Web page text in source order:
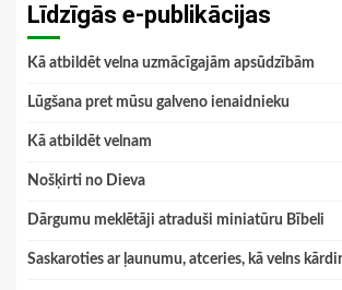
Līdzīgās e-publikācijas
Kā atbildēt velna uzmācīgajām apsūdzībām
Lūgšana pret mūsu galveno ienaidnieku
Kā atbildēt velnam
Nošķirti no Dieva
Dārgumu meklētāji atraduši miniatūru Bībeli
Saskaroties ar ļaunumu, atceries, kā velns